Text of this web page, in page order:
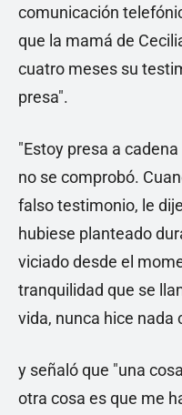
comunicación
que la mamá de
cuatro meses su
presa".
"Estoy presa a
no se comprobó.
falso testimonio, le
hubiese planteado
viciado desde el
tranquilidad que se
vida, nunca hice
y señaló que "una
otra cosa es que me